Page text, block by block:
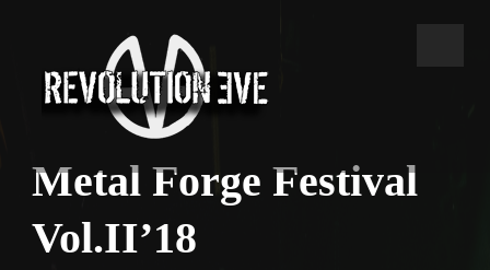
Metal Forge Festival
Vol.II’18